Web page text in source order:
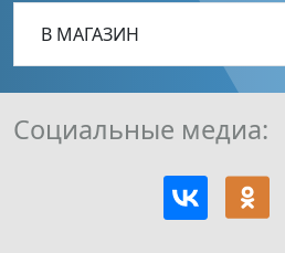
В МАГАЗИН
Социальные медиа: